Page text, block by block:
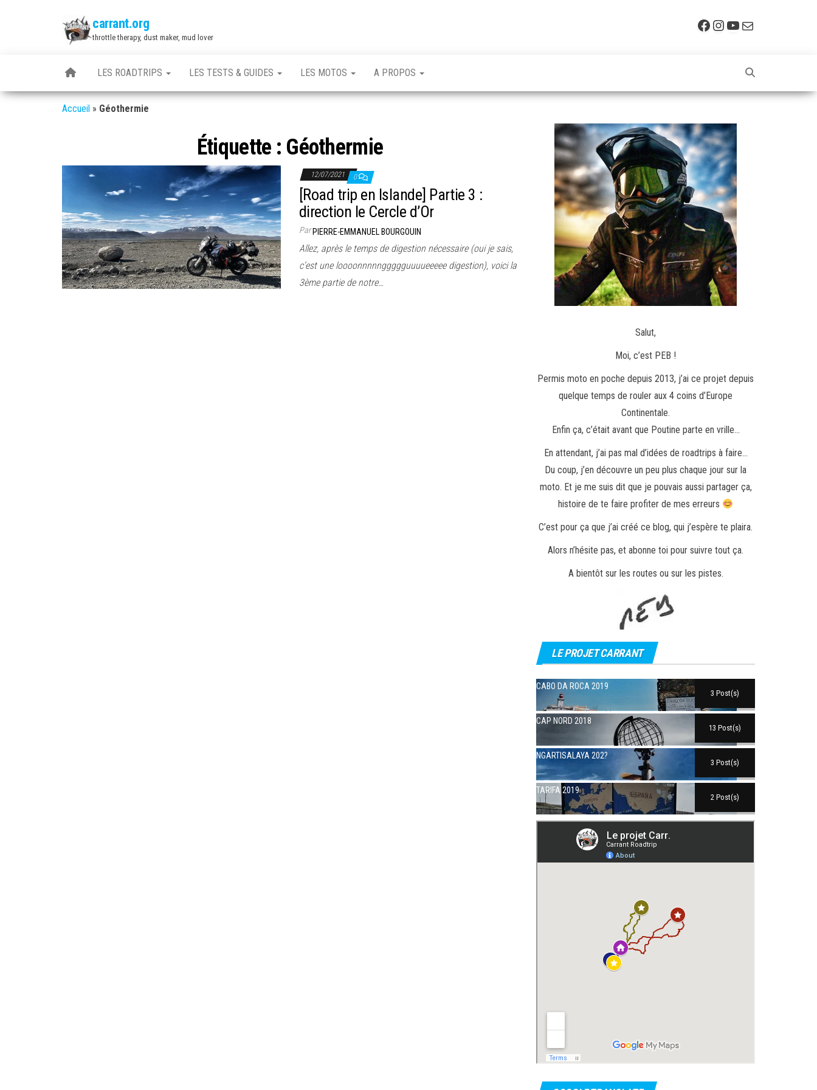
carrant.org
throttle therapy, dust maker, mud lover
Facebook
Instagram
YouTube
E-mail
LES ROADTRIPS LES TESTS & GUIDES LES MOTOS A PROPOS
Accueil » Géothermie
Étiquette : Géothermie
12/07/2021 0
[Road trip en Islande] Partie 3 :
direction le Cercle d’Or
ParPIERRE-EMMANUEL BOURGOUIN
Allez, après le temps de digestion nécessaire (oui je sais,
c’est une loooonnnnnggggguuuueeeee digestion), voici la
3ème partie de notre…
Salut,
Moi, c’est PEB !
Permis moto en poche depuis 2013, j’ai ce projet depuis
quelque temps de rouler aux 4 coins d’Europe
Continentale.
Enfin ça, c’était avant que Poutine parte en vrille…
En attendant, j’ai pas mal d’idées de roadtrips à faire…
Du coup, j’en découvre un peu plus chaque jour sur la
moto. Et je me suis dit que je pouvais aussi partager ça,
histoire de te faire profiter de mes erreurs
C’est pour ça que j’ai créé ce blog, qui j’espère te plaira.
Alors n’hésite pas, et abonne toi pour suivre tout ça.
A bientôt sur les routes ou sur les pistes.
LE PROJET CARRANT
CABO DA ROCA 2019
3 Post(s)
CAP NORD 2018
13 Post(s)
NGARTISALAYA 202?
3 Post(s)
TARIFA 2019
2 Post(s)